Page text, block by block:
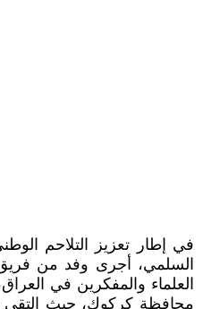
في إطار تعزيز التلاحم
السلمي، أجرى وفد من
العلماء والمفكرين في
محافظة كركوك، حيث